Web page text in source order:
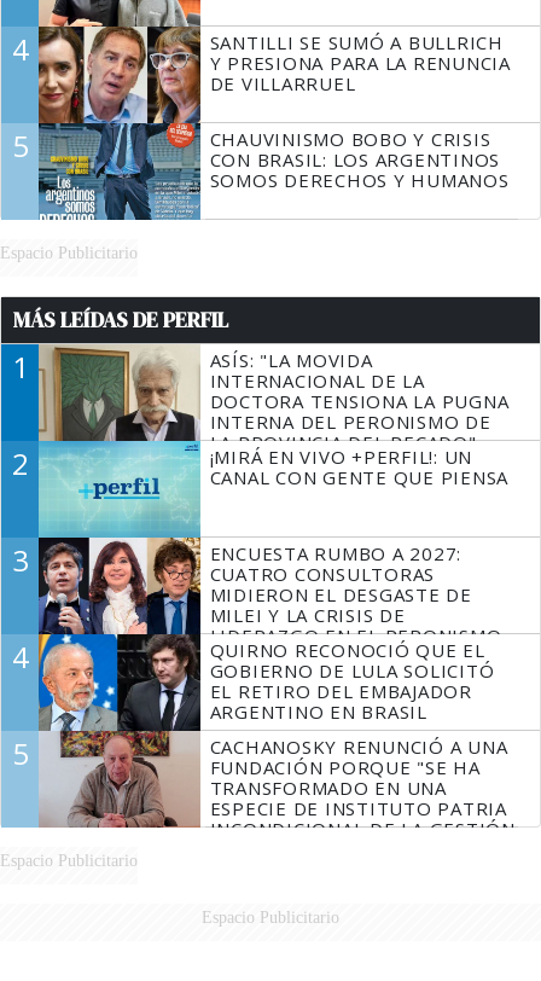
4
SANTILLI SE SUMÓ A BULLRICH
Y PRESIONA PARA LA RENUNCIA
DE VILLARRUEL
5
CHAUVINISMO BOBO Y CRISIS
CON BRASIL: LOS ARGENTINOS
SOMOS DERECHOS Y HUMANOS
Espacio Publicitario
MÁS LEÍDAS DE PERFIL
1
ASÍS: "LA MOVIDA
INTERNACIONAL DE LA
DOCTORA TENSIONA LA PUGNA
INTERNA DEL PERONISMO DE
LA PROVINCIA DEL PECADO"
2
¡MIRÁ EN VIVO +PERFIL!: UN
CANAL CON GENTE QUE PIENSA
3
ENCUESTA RUMBO A 2027:
CUATRO CONSULTORAS
MIDIERON EL DESGASTE DE
MILEI Y LA CRISIS DE
LIDERAZGO EN EL PERONISMO
4
QUIRNO RECONOCIÓ QUE EL
GOBIERNO DE LULA SOLICITÓ
EL RETIRO DEL EMBAJADOR
ARGENTINO EN BRASIL
5
CACHANOSKY RENUNCIÓ A UNA
FUNDACIÓN PORQUE "SE HA
TRANSFORMADO EN UNA
ESPECIE DE INSTITUTO PATRIA
INCONDICIONAL DE LA GESTIÓN
Espacio Publicitario
Espacio Publicitario